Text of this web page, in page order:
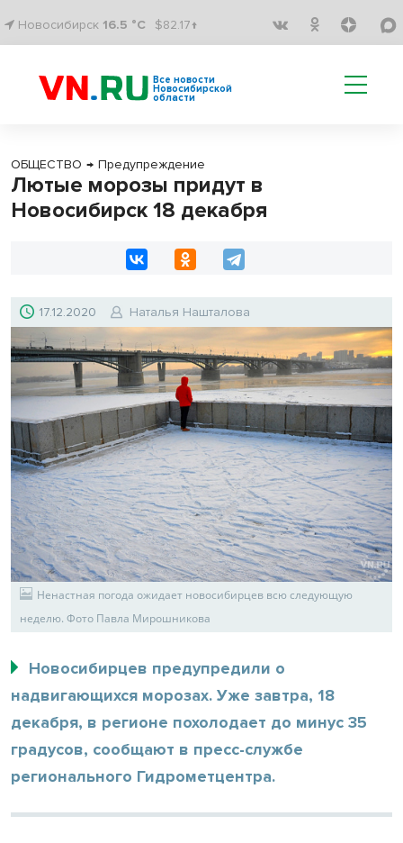
Новосибирск 16.5 °C $82.17↑
Все новости
Новосибирской
области
ОБЩЕСТВО → Предупреждение
Лютые морозы придут в
Новосибирск 18 декабря
17.12.2020 Наталья Нашталова
Ненастная погода ожидает новосибирцев всю следующую
неделю. Фото Павла Мирошникова
Новосибирцев предупредили о
надвигающихся морозах. Уже завтра, 18
декабря, в регионе похолодает до минус 35
градусов, сообщают в пресс-службе
регионального Гидрометцентра.